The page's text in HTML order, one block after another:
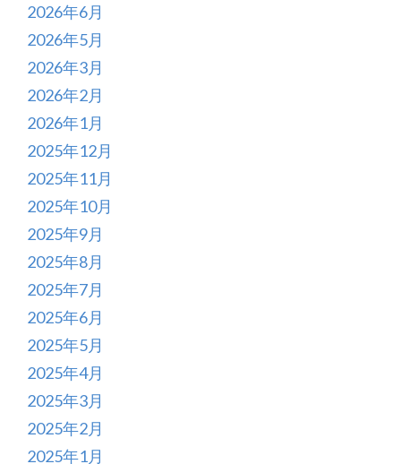
2026年6月
2026年5月
2026年3月
2026年2月
2026年1月
2025年12月
2025年11月
2025年10月
2025年9月
2025年8月
2025年7月
2025年6月
2025年5月
2025年4月
2025年3月
2025年2月
2025年1月